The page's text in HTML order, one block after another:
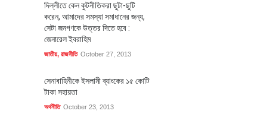
দিল্লীতে কেন কুটনীতিকরা ছুটা-ছুটি
করেন, আমাদের সমস্যা সমাধানের জন্য,
সেটা জনগণকে উত্তর দিতে হবে :
জেনারেল ইবরাহিম
জাতীয়, রাজনীতি October 27, 2013
সেনাবাহিনীকে ইসলামী ব্যাংকের ১৫ কোটি
টাকা সহায়তা
অর্থনীতি October 23, 2013